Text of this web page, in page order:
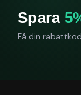
Spara
Få din